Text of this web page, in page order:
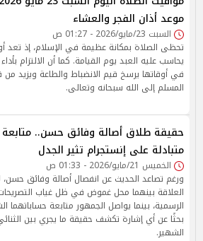
موعد أذان الفجر والعشاء
السبت 23/مايو/2026 - 01:27 ص
تحظى الصلاة بمكانة عظيمة في الإسلام، إذ تعد
يحاسب عليه العبد يوم القيامة. كما أن الالتزام
في أوقاتها يرسخ قيم الانضباط والطاعة ويزيد من
المسلم إلى الله سبحانه وتعالى.
حقيقة طلاق أصالة وفائق حسن.. متابعة
متبادلة على إنستجرام تثير الجدل
الخميس 21/مايو/2026 - 01:33 ص
ورغم تصاعد الحديث عن انفصال أصالة وفائق حسن،
العلاقة بينهما محل غموض في ظل غياب
الرسمية، بينما يواصل الجمهور متابعة حساباتهما
بحثًا عن أي إشارة تكشف حقيقة ما يجري بين
الشهير.